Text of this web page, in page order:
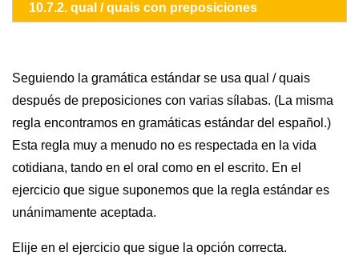
10.7.2. qual / quais con preposiciones
Seguiendo la gramática estándar se usa qual / quais
después de preposiciones con varias sílabas. (La misma
regla encontramos en gramáticas estándar del español.)
Esta regla muy a menudo no es respectada en la vida
cotidiana, tando en el oral como en el escrito. En el
ejercicio que sigue suponemos que la regla estándar es
unánimamente aceptada.
Elije en el ejercicio que sigue la opción correcta.